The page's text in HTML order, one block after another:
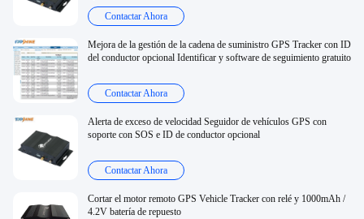
Contactar Ahora
Mejora de la gestión de la cadena de suministro GPS Tracker con ID
del conductor opcional Identificar y software de seguimiento gratuito
Contactar Ahora
Alerta de exceso de velocidad Seguidor de vehículos GPS con
soporte con SOS e ID de conductor opcional
Contactar Ahora
Cortar el motor remoto GPS Vehicle Tracker con relé y 1000mAh /
4.2V batería de repuesto